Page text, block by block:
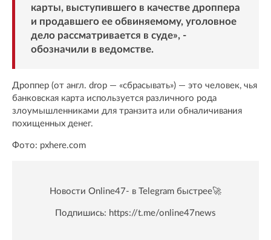
карты, выступившего в качестве дроппера
и продавшего ее обвиняемому, уголовное
дело рассматривается в суде», -
обозначили в ведомстве.
Дроппер (от англ. drop — «сбрасывать») — это человек, чья
банковская карта используется различного рода
злоумышленниками для транзита или обналичивания
похищенных денег.
Фото: pxhere.com
Новости Online47- в Telegram быстрее🚀
Подпишись: https://t.me/online47news